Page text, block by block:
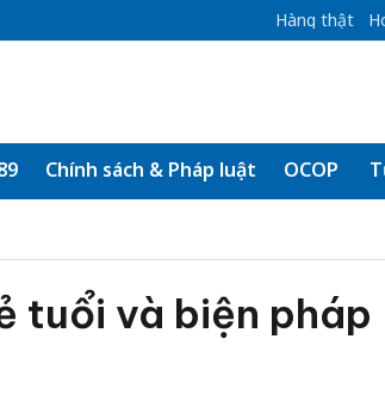
Hàng thật
Chính sách & Pháp luật OCOP
tuổi và biện pháp